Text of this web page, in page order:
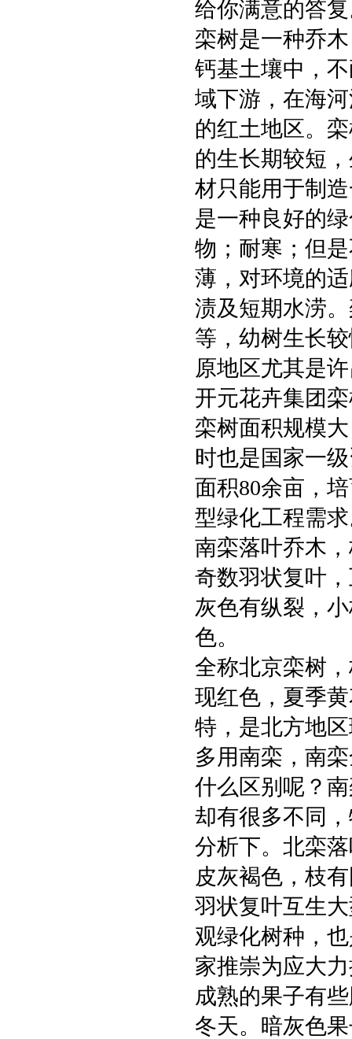
给你满意的答
栾树是一种乔
钙基土壤中，
域下游，在海
的红土地区。
的生长期较短
材只能用于制
是一种良好的
物；耐寒；但
薄，对环境的
渍及短期水涝
等，幼树生长
原地区尤其是
开元花卉集团
栾树面积规模
时也是国家一
面积80余亩，
型绿化工程需
南栾落叶乔木
奇数羽状复叶
灰色有纵裂，
色。
全称北京栾树
现红色，夏季
特，是北方地
多用南栾，南
什么区别呢？
却有很多不同
分析下。北栾
皮灰褐色，枝
羽状复叶互生
观绿化树种，
家推崇为应大
成熟的果子有
冬天。暗灰色